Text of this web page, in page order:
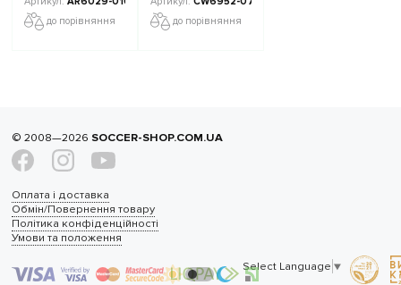
до порівняння
до порівняння
© 2008—2026 SOCCER-SHOP.COM.UA
Оплата і доставка
Обмін/Повернення товару
Політика конфіденційності
Умови та положення
Select Language ▼